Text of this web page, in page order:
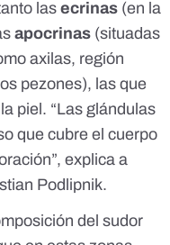
lasecrinas (en la
apocrinas (situadas
axilas, región
pezones), las que
piel. “Las glándulas
que cubre el cuerpo
explica a
Podlipnik.
del sudor